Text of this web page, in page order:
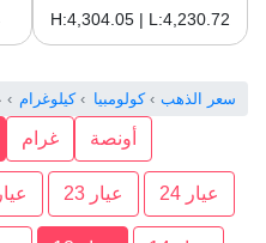
H:4,304.05 | L:4,230.72
سعر الذهب كولومبيا كيلوغرام
أونصة غرام
عيار 24 عيار 23 عيار 22